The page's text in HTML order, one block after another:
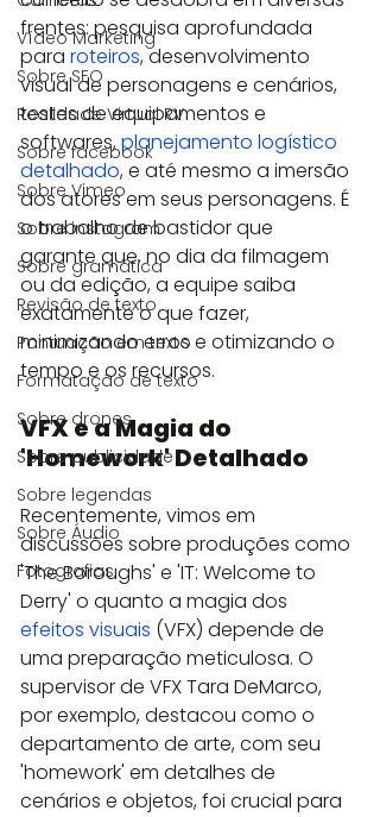
Vídeo Marketing
Sobre SEO
Realidade Virtual RV
Sobre facebook
Sobre Vimeo
Sobre instagram
Sobre gramática
Revisão de texto
Pontuação em texto
Formatação de texto
Sobre drones
Sobre publicidade
Sobre legendas
Sobre Áudio
Fotografias
frentes: pesquisa aprofundada
para roteiros, desenvolvimento
visual de personagens e cenários,
testes de equipamentos e
softwares, planejamento logístico
detalhado, e até mesmo a imersão
dos atores em seus personagens. É
o trabalho de bastidor que
garante que, no dia da filmagem
ou da edição, a equipe saiba
exatamente o que fazer,
minimizando erros e otimizando o
tempo e os recursos.
VFX e a Magia do
'Homework' Detalhado
Recentemente, vimos em
discussões sobre produções como
'The Boroughs' e 'IT: Welcome to
Derry' o quanto a magia dos
efeitos visuais (VFX) depende de
uma preparação meticulosa. O
supervisor de VFX Tara DeMarco,
por exemplo, destacou como o
departamento de arte, com seu
'homework' em detalhes de
cenários e objetos, foi crucial para